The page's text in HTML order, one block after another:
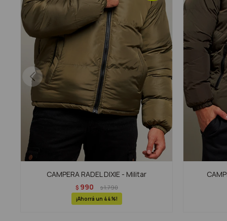
CAMPERA RADEL DIXIE - Militar
$ 990 $1.790
44